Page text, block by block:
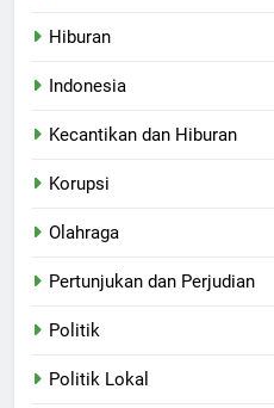
Hiburan
Indonesia
Kecantikan dan Hiburan
Korupsi
Olahraga
Pertunjukan dan Perjudian
Politik
Politik Lokal